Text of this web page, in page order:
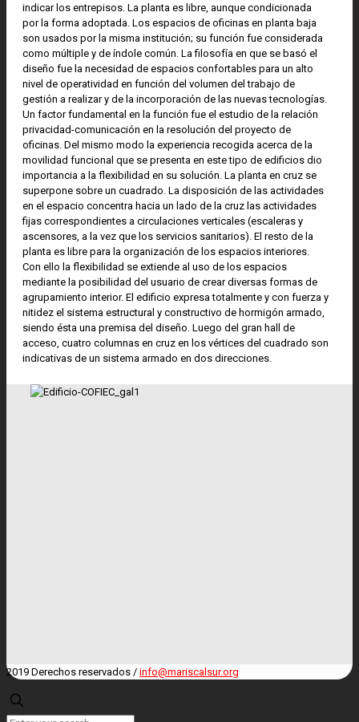
indicar los entrepisos. La planta es libre, aunque condicionada
por la forma adoptada. Los espacios de oficinas en planta baja
son usados por la misma institución; su función fue considerada
como múltiple y de índole común. La filosofía en que se basó el
diseño fue la necesidad de espacios confortables para un alto
nivel de operatividad en función del volumen del trabajo de
gestión a realizar y de la incorporación de las nuevas tecnologías.
Un factor fundamental en la función fue el estudio de la relación
privacidad-comunicación en la resolución del proyecto de
oficinas. Del mismo modo la experiencia recogida acerca de la
movilidad funcional que se presenta en este tipo de edificios dio
importancia a la flexibilidad en su solución. La planta en cruz se
superpone sobre un cuadrado. La disposición de las actividades
en el espacio concentra hacia un lado de la cruz las actividades
fijas correspondientes a circulaciones verticales (escaleras y
ascensores, a la vez que los servicios sanitarios). El resto de la
planta es libre para la organización de los espacios interiores.
Con ello la flexibilidad se extiende al uso de los espacios
mediante la posibilidad del usuario de crear diversas formas de
agrupamiento interior. El edificio expresa totalmente y con fuerza y
nitidez el sistema estructural y constructivo de hormigón armado,
siendo ésta una premisa del diseño. Luego del gran hall de
acceso, cuatro columnas en cruz en los vértices del cuadrado son
indicativas de un sistema armado en dos direcciones.
2019 Derechos reservados / info@mariscalsur.org